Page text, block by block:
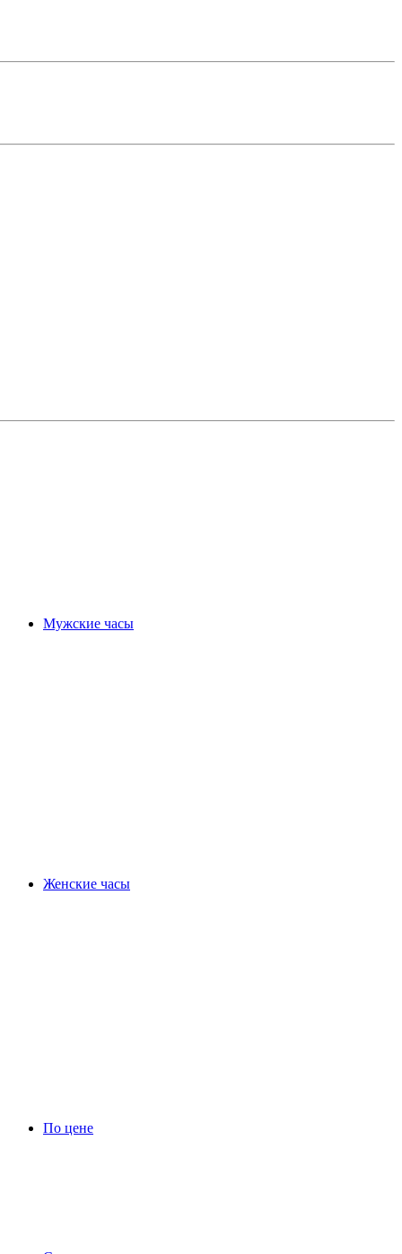
Мужские часы
Женские часы
По цене